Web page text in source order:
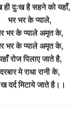
ही दुःख है सहने को यहाँ,
भर भर के प्याले,
भर के प्याले अमृत के,
भर के प्याले अमृत के,
रोज पिलाए जाते है,
दरबार मे राधा रानी के,
दर्द मिटाये जाते है।।